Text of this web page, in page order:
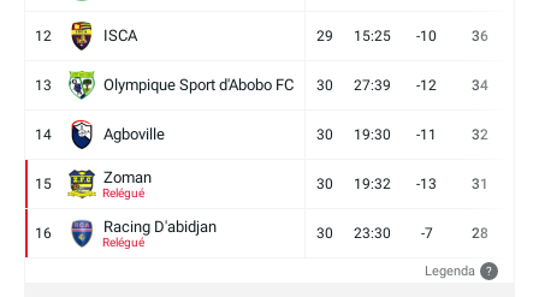
12 ISCA 29 15:25 -10 36
13 Olympique Sport d'Abobo FC 30 27:39 -12 34
14 Agboville 30 19:30 -11 32
15 Zoman
Relégué
30 19:32 -13 31
16 Racing D'abidjan
Relégué
30 23:30 -7 28
Legenda ?